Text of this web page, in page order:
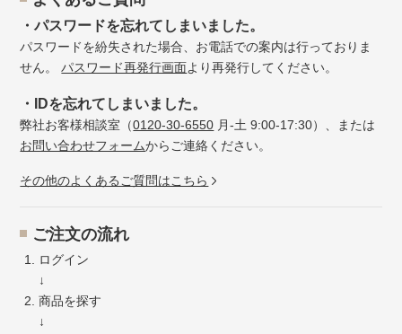
・パスワードを忘れてしまいました。
パスワードを紛失された場合、お電話での案内は行っておりま
せん。パスワード再発行画面より再発行してください。
・IDを忘れてしまいました。
弊社お客様相談室（0120-30-6550 月-土 9:00-17:30）、または
お問い合わせフォームからご連絡ください。
その他のよくあるご質問はこちら
ご注文の流れ
ログイン
↓
商品を探す
↓